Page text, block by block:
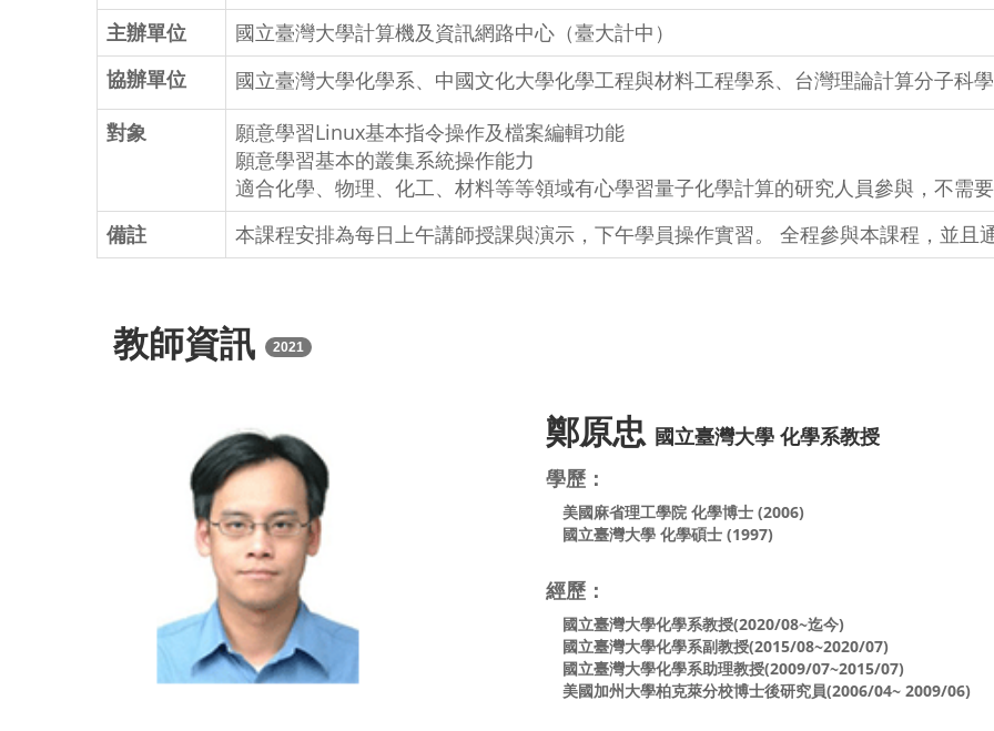
主辦單位
國立臺灣大學計算機及資訊網路中心（臺大計中）
協辦單位
國立臺灣大學化學系、中國文化大學化學工程與材料工程學系、台灣理論計算分子科
對象
願意學習Linux基本指令操作及檔案編輯功能
願意學習基本的叢集系統操作能力
適合化學、物理、化工、材料等等領域有心學習量子化學計算的研究人員參與，不需要
備註
本課程安排為每日上午講師授課與演示，下午學員操作實習。 全程參與本課程，並且
教師資訊 2021
鄭原忠 國立臺灣大學 化學系教授
學歷：
美國麻省理工學院 化學博士 (2006)
國立臺灣大學 化學碩士 (1997)
經歷：
國立臺灣大學化學系教授(2020/08~迄今)
國立臺灣大學化學系副教授(2015/08~2020/07)
國立臺灣大學化學系助理教授(2009/07~2015/07)
美國加州大學柏克萊分校博士後研究員(2006/04~ 2009/06)